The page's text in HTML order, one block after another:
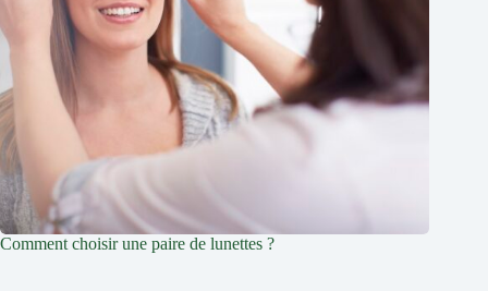
Comment choisir une paire de lunettes ?